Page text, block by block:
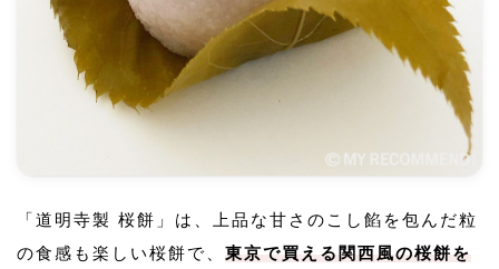
「道明寺製 桜餅」は、上品な甘さのこし餡を包んだ粒
の食感も楽しい桜餅で、 東京で買える関西風の桜餅を